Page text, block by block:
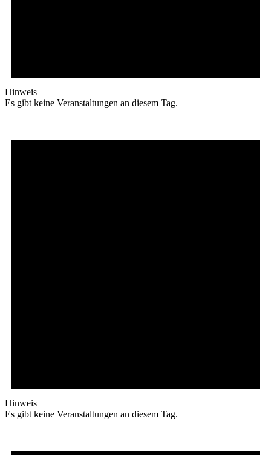
Hinweis
Es gibt keine Veranstaltungen an diesem Tag.
Hinweis
Es gibt keine Veranstaltungen an diesem Tag.